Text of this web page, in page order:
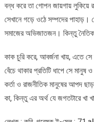
বন্ধ করে তা গোপন জায়গায় লুকিয়ে
সেখানে গড়ে ওঠে সম্পদের পাহাড়।
সমাজের অভিজাতজন। কিন্তু
কাক চুরি করে, আবর্জনা খায়, এতে
বেঁচে থাকার প্রতিটি ধাপে সে
কর্তা ও রাজনীতিক মানুষের আপদ
কা, কিন্তু এর অর্থ যে জগতটারে খা